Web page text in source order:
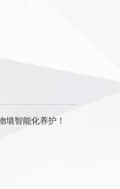
墙智能化养护！